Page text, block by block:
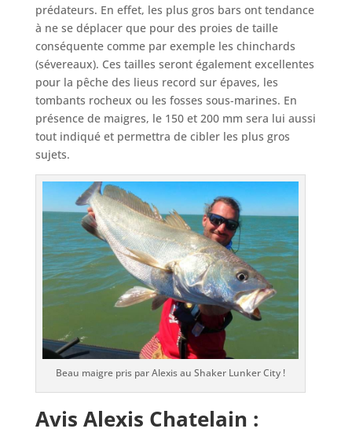
prédateurs. En effet, les plus gros bars ont tendance
à ne se déplacer que pour des proies de taille
conséquente comme par exemple les chinchards
(sévereaux). Ces tailles seront également excellentes
pour la pêche des lieus record sur épaves, les
tombants rocheux ou les fosses sous-marines. En
présence de maigres, le 150 et 200 mm sera lui aussi
tout indiqué et permettra de cibler les plus gros
sujets.
Beau maigre pris par Alexis au Shaker Lunker City !
Avis Alexis Chatelain :